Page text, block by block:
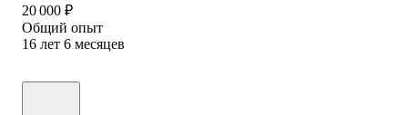
20 000 ₽
Общий опыт
16 лет 6 месяцев